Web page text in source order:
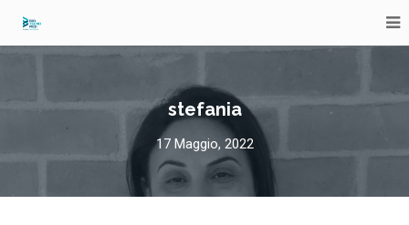
stefania
17 Maggio, 2022